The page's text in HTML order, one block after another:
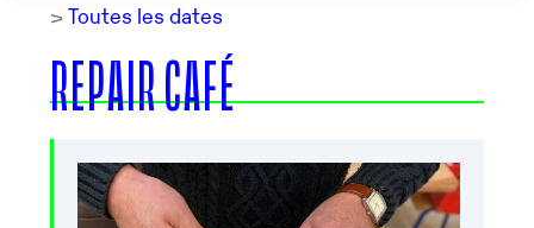
> Toutes les dates
REPAIR CAFÉ